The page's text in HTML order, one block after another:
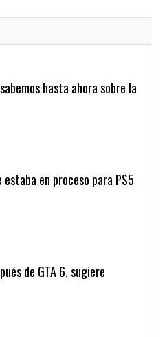
hasta ahora sobre la
en proceso para PS5
de GTA 6, sugiere